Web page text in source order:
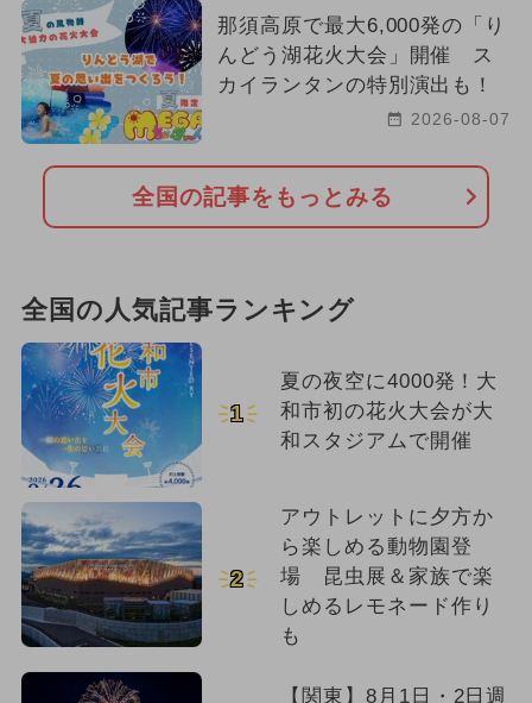
那須高原で最大6,000発の「り
んどう湖花火大会」開催 ス
カイランタンの特別演出も！
2026-08-07
全国の記事をもっとみる
全国の人気記事ランキング
1
夏の夜空に4000発！大
和市初の花火大会が大
和スタジアムで開催
2
アウトレットに夕方か
ら楽しめる動物園登
場 昆虫展＆家族で楽
しめるレモネード作り
も
【関東】8月1日・2日週